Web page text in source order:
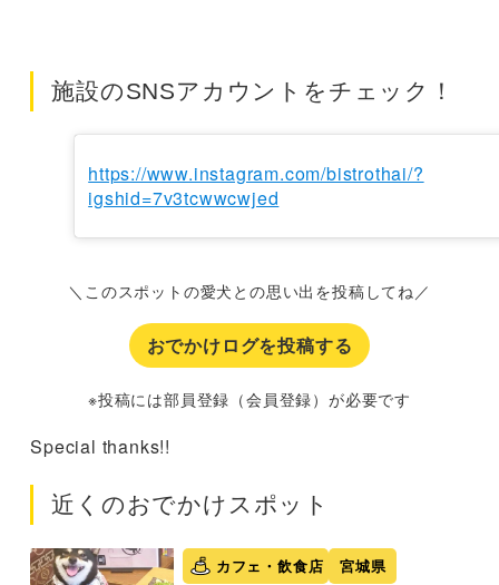
施設のSNSアカウントをチェック！
https://www.instagram.com/bistrothai/?
igshid=7v3tcwwcwjed
＼このスポットの愛犬との思い出を投稿してね／
おでかけログを投稿する
※投稿には部員登録（会員登録）が必要です
Special thanks!!
近くのおでかけスポット
カフェ・飲食店 宮城県